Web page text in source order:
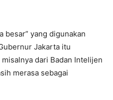
besar” yang digunakan
Jakarta itu
dari Badan Intelijen
merasa sebagai